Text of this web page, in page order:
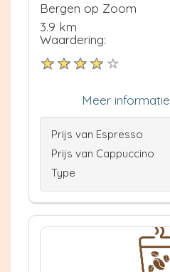
Bergen op Zoom
3.9 km
Waardering:
Meer informatie
Prijs van Espresso
Prijs van Cappuccino
Type